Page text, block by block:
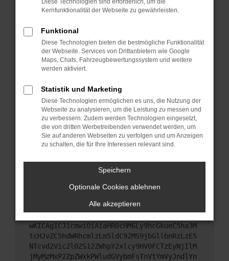
oder in einem privaten Fenster?
Das kann manchmal helfen, vorübergehende
Probleme zu beheben.
Stelle sicher, dass dein Browser und dein
Betriebssystem auf dem neuesten Stand sind.
Sicherheitsrisiko, sondern kann auch dazu führen,
dass bestimmte Funktionen nicht mehr
unterstützt werden.
Wende dich an den Webseitenbetreiber.
Wenn du alle oben genannten Schritte versucht
hast, kontaktiere uns bitte. Wir werden versuchen,
das Problem zu beheben. Du kannst uns diesen
Text schicken, um uns bei der Fehlersuche zu
unterstützen:
ewogICJuYW1lIjogIk5ldHdvcmtFcnJvciIsCiAgI
mNvbmZpZyI6IHsKICAgICJtZXRob2QiOiAiR0VUIi
wKICAgICJ1cmwiOiAiaHR0cHM6Ly9hcGkueC5ha3M
tcHJvZC5hdWRhcmlzLm5ldC92MS9jbGllbnRzLzE5
NTcvd2Vic2l0ZS12ZWhpY2xlcy9HV0FCTzEyNjIlM
jMyMzMxP2ZpZWxkPWludGVybmFsTnVtYmVyJndlYn
Diese Technologien sind erforderlich, um die
Kernfunktionalität der Webseite zu gewährleisten.
Funktional
Diese Technologien bieten die bestmögliche Funktionalität
der Webseite. Services von Drittanbietern wie Google
Maps, Chats, Fahrzeugbewertungssystem und weitere
werden aktiviert.
Statistik und Marketing
Diese Technologien ermöglichen es uns, die Nutzung der
Webseite zu analysieren, um die Leistung zu messen und
zu verbessern. Zudem werden Technologien eingesetzt,
die von dritten Werbetreibenden verwendet werden, um
Sie auf anderen Webseiten zu verfolgen und um Anzeigen
zu schalten, die für Ihre Interessen relevant sind.
Speichern
Optionale Cookies ablehnen
Alle akzeptieren